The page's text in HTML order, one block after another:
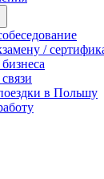
/
в Польшу